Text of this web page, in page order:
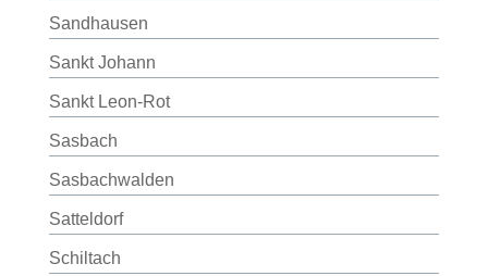
Sandhausen
Sankt Johann
Sankt Leon-Rot
Sasbach
Sasbachwalden
Satteldorf
Schiltach